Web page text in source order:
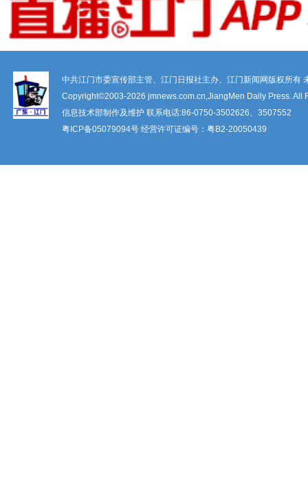
中共江门市委宣传部主管、江门日报社主办、江门新闻网版权所有
Copyright©2003-2026 jmnews.com.cn,JiangMen Daily Press. All
信息技术部制作及维护 联系电话:86-0750-3502626、3507552
粤ICP备05079094号 经营许可证编号： 粤B2-20050439